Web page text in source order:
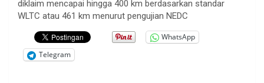
diklaim mencapai hingga 400 km berdasarkan standar
WLTC atau 461 km menurut pengujian NEDC
WhatsApp
Telegram